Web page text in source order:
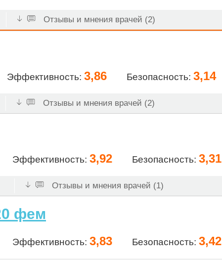
Отзывы и мнения врачей (2)
Эффективность: 3,86 Безопасность: 3,14
Отзывы и мнения врачей (2)
Эффективность: 3,92 Безопасность: 3,31
Отзывы и мнения врачей (1)
фем
Эффективность: 3,83 Безопасность: 3,42